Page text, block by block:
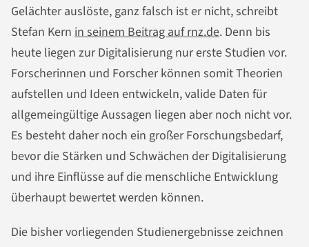
Gelächter auslöste, ganz falsch ist er nicht, schreibt
Stefan Kern in seinem Beitrag auf rnz.de. Denn bis
heute liegen zur Digitalisierung nur erste Studien vor.
Forscherinnen und Forscher können somit Theorien
aufstellen und Ideen entwickeln, valide Daten für
allgemeingültige Aussagen liegen aber noch nicht vor.
Es besteht daher noch ein großer Forschungsbedarf,
bevor die Stärken und Schwächen der Digitalisierung
und ihre Einflüsse auf die menschliche Entwicklung
überhaupt bewertet werden können.
Die bisher vorliegenden Studienergebnisse zeichnen